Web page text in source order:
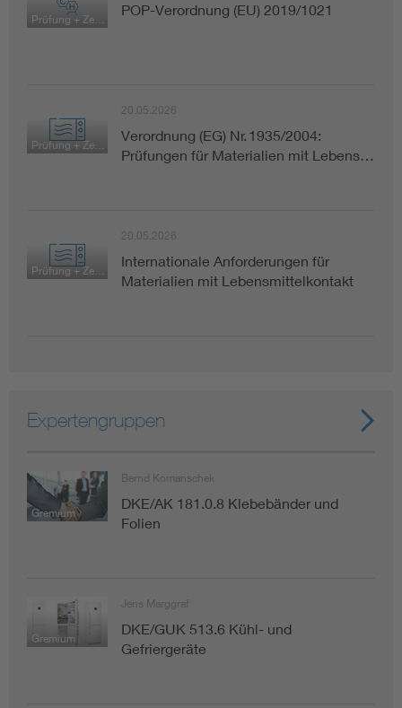
POP-Verordnung (EU) 2019/1021
20.05.2026
Verordnung (EG) Nr. 1935/2004:
Prüfungen für Materialien mit Lebens…
20.05.2026
Internationale Anforderungen für
Materialien mit Lebensmittelkontakt
Expertengruppen
Gremium
Bernd Komanschek
DKE/AK 181.0.8 Klebebänder und
Folien
Gremium
Jens Marggraf
DKE/GUK 513.6 Kühl- und
Gefriergeräte